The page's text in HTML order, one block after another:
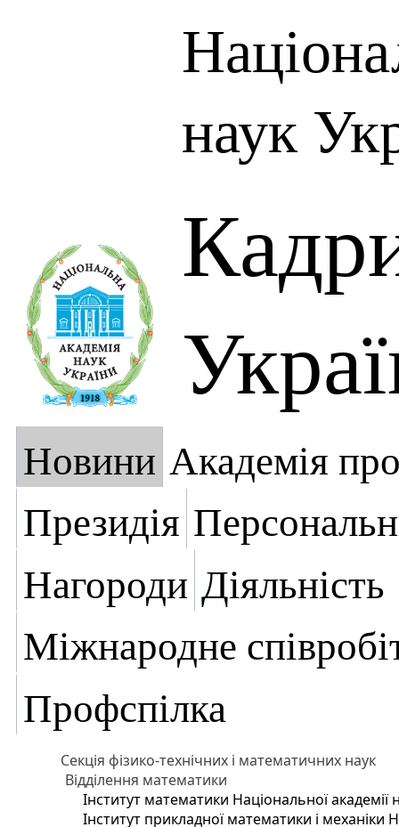
наук
Новини Академія
Президія
Нагороди Діяльність
Міжнародне
Профспілка
Секція фізико-технічних і математичних наук
Відділення математики
Інститут математики Національної академії
Інститут прикладної математики і механіки